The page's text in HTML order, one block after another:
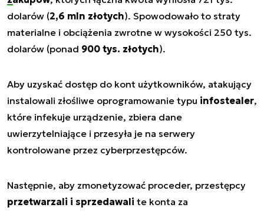
dolarów (2,6 mln złotych). Spowodowało to straty
materialne i obciążenia zwrotne w wysokości 250 tys.
dolarów (ponad 900 tys. złotych).
Aby uzyskać dostęp do kont użytkowników, atakujący
instalowali złośliwe oprogramowanie typu infostealer,
które infekuje urządzenie, zbiera dane
uwierzytelniające i przesyła je na serwery
kontrolowane przez cyberprzestępców.
Następnie, aby zmonetyzować proceder, przestępcy
przetwarzali i sprzedawali te konta za